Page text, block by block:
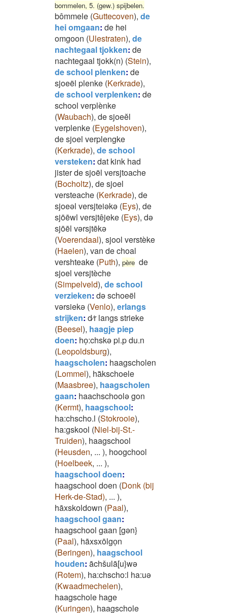
bommelen, 5. (gew.) spijbelen.
bômmele (Guttecoven), de
hei omgaan: de hei
omgoon (Ulestraten), de
nachtegaal tjokken: de
nachtegaal tjokk(n) (Stein),
de school plenken: de
sjoeël plenke (Kerkrade),
de school verplenken: de
school verplènke
(Waubach), de sjoeĕl
verplenke (Eygelshoven),
de sjoel verplengke
(Kerkrade), de school
versteken: dat kink had
jister de sjoël versjtoache
(Bocholtz), de sjoel
versteache (Kerkrade), de
sjoeəl versjteiəkə (Eys), de
sjōēwl versjtêjeke (Eys), də
sjōēl vərsjtēkə
(Voerendaal), sjool verstèke
(Haelen), van de choal
vershteake (Puth), père de
sjoel versjtèche
(Simpelveld), de school
verzieken: də schoeël
vərsiekə (Venlo), erlangs
strijken: d⁄r langs strieke
(Beesel), haagje piep
doen: hoͅ:chskə pi.p du.n
(Leopoldsburg),
haagscholen: haagscholen
(Lommel), ha͂kschoele
(Maasbree), haagscholen
gaan: haachschoolə gon
(Kermt), haagschool:
ha:chscho.l (Stokrooie),
ha:gskool (Niel-bij-St.-
Truiden), haagschool
(Heusden, ... ), hoogchool
(Hoelbeek, ... ),
haagschool doen:
haagschool doen (Donk (bij
Herk-de-Stad), ... ),
hāxskoldown (Paal),
haagschool gaan:
haagschool gaan [gən}
(Paal), hāxsxōlgoͅn
(Beringen), haagschool
houden: āchšulā[u}wə
(Rotem), ha:chscho:l ha:uə
(Kwaadmechelen),
haagschole hage
(Kuringen), haagschole